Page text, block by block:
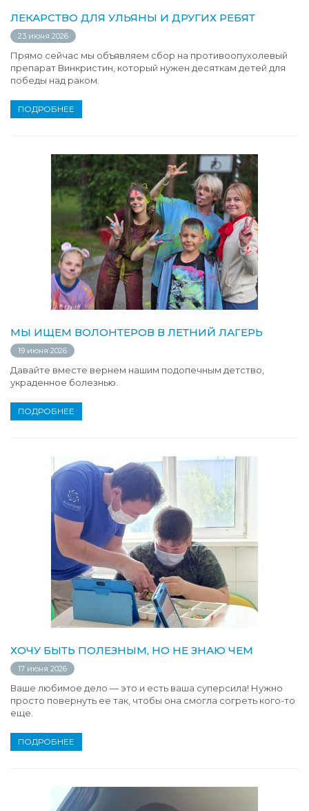
ЛЕКАРСТВО ДЛЯ УЛЬЯНЫ И ДРУГИХ РЕБЯТ
23 июня 2026
Прямо сейчас мы объявляем сбор на противоопухолевый
препарат Винкристин, который нужен десяткам детей для
победы над раком.
ПОДРОБНЕЕ
МЫ ИЩЕМ ВОЛОНТЕРОВ В ЛЕТНИЙ ЛАГЕРЬ
19 июня 2026
Давайте вместе вернем нашим подопечным детство,
украденное болезнью.
ПОДРОБНЕЕ
ХОЧУ БЫТЬ ПОЛЕЗНЫМ, НО НЕ ЗНАЮ ЧЕМ
17 июня 2026
Ваше любимое дело — это и есть ваша суперсила! Нужно
просто повернуть ее так, чтобы она смогла согреть кого-то
еще.
ПОДРОБНЕЕ